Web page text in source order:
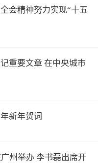
会精神努力实现“十五
重要文章 在中央城市
新年贺词
州举办 李书磊出席开